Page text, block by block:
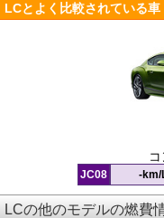
LCとよく比較されている車
JC08 -km/
LCの他のモデルの燃費